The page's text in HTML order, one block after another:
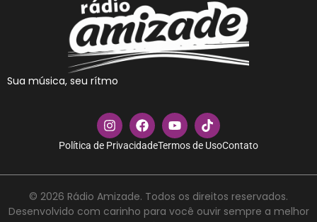
Sua música, seu rítmo
Política de PrivacidadeTermos de UsoContato
© 2026 Rádio Amizade. Todos os direitos reservados.
Desenvolvido com carinho para você ouvir sempre a melhor